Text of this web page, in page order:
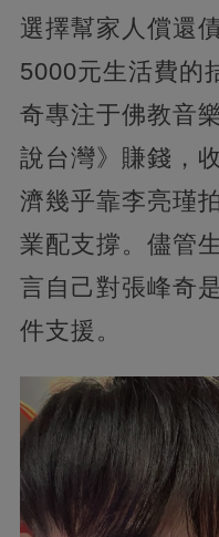
選擇幫家人償還
5000元生活費的
奇專注于佛教音
說台灣》賺錢，
濟幾乎靠李亮瑾
業配支撐。儘管
言自己對張峰奇
件支援。